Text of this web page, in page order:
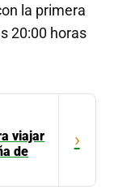
la primera
20:00 horas
viajar
de
›